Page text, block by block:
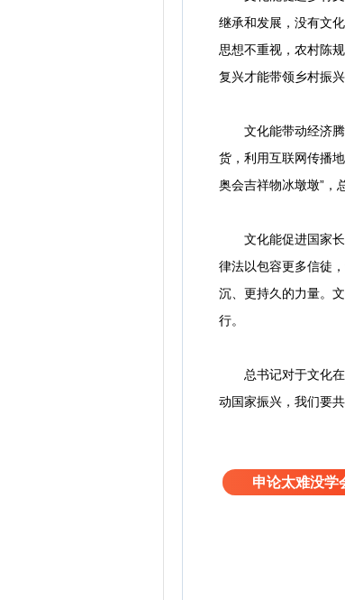
继承和发展，没有文
思想不重视，农村陈
复兴才能带领乡村振兴
文化能带动经济腾
货，利用互联网传播
奥会吉祥物冰墩墩”，
文化能促进国家长
律法以包容更多信徒
沉、更持久的力量。
行。
总书记对于文化在
动国家振兴，我们要
申论太难没学